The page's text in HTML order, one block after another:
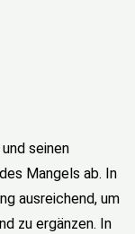
seinen
Mangels ab. In
ausreichend, um
zu ergänzen. In